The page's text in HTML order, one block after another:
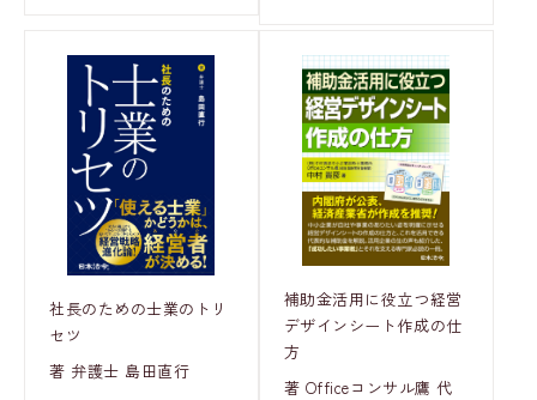
社長のための士業のトリ
セツ
著 弁護士 島田直行
補助金活用に役立つ経営
デザインシート作成の仕
方
著 Officeコンサル鷹 代